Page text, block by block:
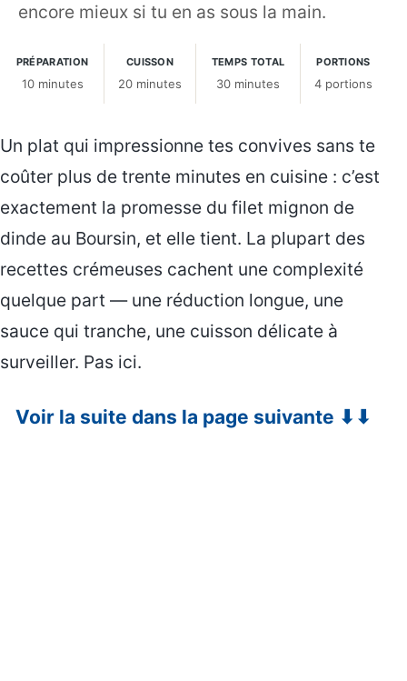
encore mieux si tu en as sous la main.
PRÉPARATION
10 minutes
CUISSON
20 minutes
TEMPS TOTAL
30 minutes
PORTIONS
4 portions
Un plat qui impressionne tes convives sans te
coûter plus de trente minutes en cuisine : c’est
exactement la promesse du filet mignon de
dinde au Boursin, et elle tient. La plupart des
recettes crémeuses cachent une complexité
quelque part — une réduction longue, une
sauce qui tranche, une cuisson délicate à
surveiller. Pas ici.
Voir la suite dans la page suivante ⬇⬇